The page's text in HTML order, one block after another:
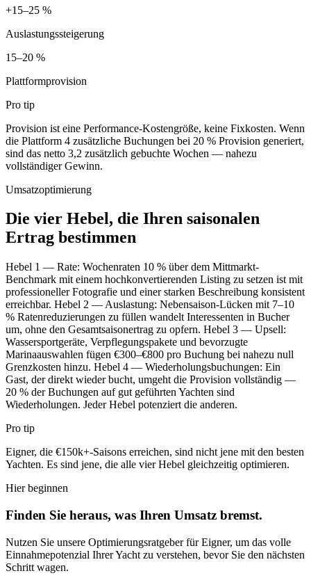
+15–25 %
Auslastungssteigerung
15–20 %
Plattformprovision
Pro tip
Provision ist eine Performance-Kostengröße, keine Fixkosten. Wenn
die Plattform 4 zusätzliche Buchungen bei 20 % Provision generiert,
sind das netto 3,2 zusätzlich gebuchte Wochen — nahezu
vollständiger Gewinn.
Umsatzoptimierung
Die vier Hebel, die Ihren saisonalen
Ertrag bestimmen
Hebel 1 — Rate: Wochenraten 10 % über dem Mittmarkt-
Benchmark mit einem hochkonvertierenden Listing zu setzen ist mit
professioneller Fotografie und einer starken Beschreibung konsistent
erreichbar. Hebel 2 — Auslastung: Nebensaison-Lücken mit 7–10
% Ratenreduzierungen zu füllen wandelt Interessenten in Bucher
um, ohne den Gesamtsaisonertrag zu opfern. Hebel 3 — Upsell:
Wassersportgeräte, Verpflegungspakete und bevorzugte
Marinaauswahlen fügen €300–€800 pro Buchung bei nahezu null
Grenzkosten hinzu. Hebel 4 — Wiederholungsbuchungen: Ein
Gast, der direkt wieder bucht, umgeht die Provision vollständig —
20 % der Buchungen auf gut geführten Yachten sind
Wiederholungen. Jeder Hebel potenziert die anderen.
Pro tip
Eigner, die €150k+-Saisons erreichen, sind nicht jene mit den besten
Yachten. Es sind jene, die alle vier Hebel gleichzeitig optimieren.
Hier beginnen
Finden Sie heraus, was Ihren Umsatz bremst.
Nutzen Sie unsere Optimierungsratgeber für Eigner, um das volle
Einnahmepotenzial Ihrer Yacht zu verstehen, bevor Sie den nächsten
Schritt wagen.